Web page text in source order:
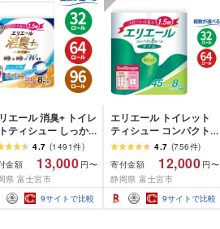
エール 消臭+ トイレ
ティシュー しっか
るフレッシュクリア
香り コンパクトダブ
選べるロール数:32・
96 ロール] 1.5倍巻
トイレットペー
ー ダブル パルプ100%
4.7 (1491件)
金額
13,000 円〜
県 富士宮市
9サイトで比較
エリエール トイレット
ティシュー コンパクト
ダブル [選べるロール
数:32・64 ロール] 1.5倍
巻 45m トイレットペー
パー ダブル パルプ100%
香りつき 日用品 消耗品
備蓄 ふるさと納税 ふる
4.7 (756件)
寄付金額
12,000 円〜
静岡県 富士宮市
9サイトで比較